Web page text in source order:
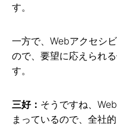
す。
一方で、Webアクセシ
ので、要望に応えられ
す。
三好： そうですね、
まっているので、全社